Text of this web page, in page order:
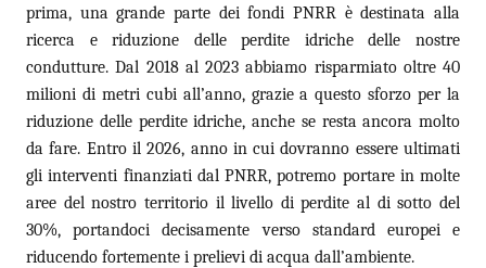
prima, una grande parte dei fondi PNRR è destinata alla
ricerca e riduzione delle perdite idriche delle nostre
condutture. Dal 2018 al 2023 abbiamo risparmiato oltre 40
milioni di metri cubi all’anno, grazie a questo sforzo per la
riduzione delle perdite idriche, anche se resta ancora molto
da fare. Entro il 2026, anno in cui dovranno essere ultimati
gli interventi finanziati dal PNRR, potremo portare in molte
aree del nostro territorio il livello di perdite al di sotto del
30%, portandoci decisamente verso standard europei e
riducendo fortemente i prelievi di acqua dall’ambiente.